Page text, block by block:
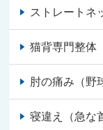
ストレートネ
猫背専門整体
肘の痛み（野
寝違え（急な